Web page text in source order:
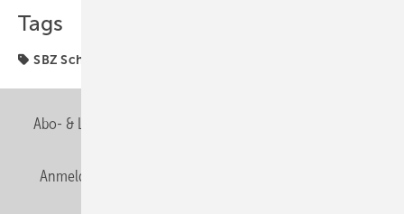
Tags
SBZ Schwerpunkt
Abo- & Leserservice
Anmelden